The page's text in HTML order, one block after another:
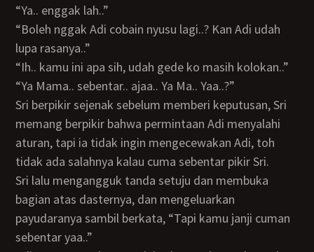
“Ya.. enggak lah..”
“Boleh nggak Adi cobain nyusu lagi..? Kan Adi udah
lupa rasanya..”
“Ih.. kamu ini apa sih, udah gede ko masih kolokan..”
“Ya Mama.. sebentar.. ajaa.. Ya Ma.. Yaa..?”
Sri berpikir sejenak sebelum memberi keputusan, Sri
memang berpikir bahwa permintaan Adi menyalahi
aturan, tapi ia tidak ingin mengecewakan Adi, toh
tidak ada salahnya kalau cuma sebentar pikir Sri.
Sri lalu mengangguk tanda setuju dan membuka
bagian atas dasternya, dan mengeluarkan
payudaranya sambil berkata, “Tapi kamu janji cuman
sebentar yaa..”